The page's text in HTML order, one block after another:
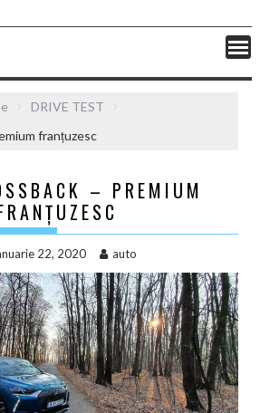
DRIVE TEST
franțuzesc
– PREMIUM
22, 2020 auto